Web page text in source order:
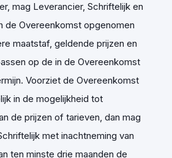
mag Leverancier, Schriftelijk en
de Overeenkomst opgenomen
maatstaf, geldende prijzen en
op de in de Overeenkomst
Voorziet de Overeenkomst
in de mogelijkheid tot
de prijzen of tarieven, dan mag
met inachtneming van
ten minste drie maanden de